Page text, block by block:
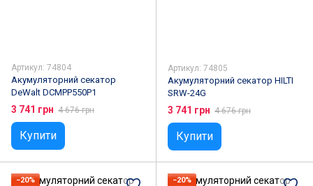
Артикул: 74804
Акумуляторний секатор
DeWalt DCMPP550P1
3 741 грн 4 676 грн
Купити
Артикул: 74805
Акумуляторний секатор HILTI
SRW-24G
3 741 грн 4 676 грн
Купити
−20%
−20%